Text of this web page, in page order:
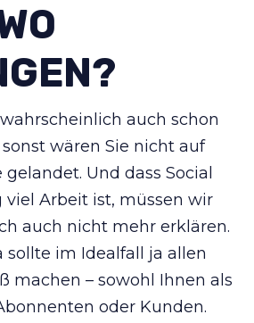
auch schon
wären Sie nicht auf
Und dass Social
viel Arbeit ist, müssen wir
auch nicht mehr erklären.
sollte im Idealfall ja allen
machen – sowohl Ihnen als
oder Kunden.